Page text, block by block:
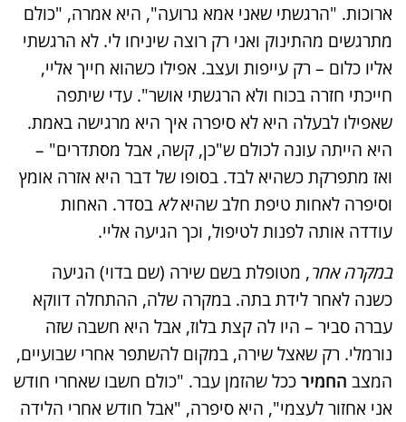
ארוכות. "הרגשתי שאני אמא גרועה", היא אמרה, "כולם
מתרגשים מהתינוק ואני רק רוצה שיניחו לי. לא הרגשתי
אליו כלום – רק עייפות ועצב. אפילו כשהוא חייך אליי,
חייכתי חזרה בכוח ולא הרגשתי אושר". עדי שיתפה
שאפילו לבעלה היא לא סיפרה איך היא מרגישה באמת.
היא הייתה עונה לכולם ש"כן, קשה, אבל מסתדרים" –
ואז מתפרקת כשהיא לבד. בסופו של דבר היא אזרה אומץ
וסיפרה לאחות טיפת חלב שהיאלא בסדר. האחות
עודדה אותה לפנות לטיפול, וכך הגיעה אליי.
במקרה אחר, מטופלת בשם שירה (שם בדוי) הגיעה
כשנה לאחר לידת בתה. במקרה שלה, ההתחלה דווקא
עברה סביר – היו לה קצת בלוז, אבל היא חשבה שזה
נורמלי. רק שאצל שירה, במקום להשתפר אחרי שבועיים,
המצב החמירככל שהזמן עבר. "כולם חשבו שאחרי חודש
אני אחזור לעצמי", היא סיפרה, "אבל חודש אחרי הלידה